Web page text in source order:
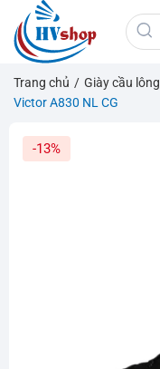
qua
nội
dung
Tìm
kiếm:
Trang chủ / Giày cầu lông
Victor A830 NL CG
-13%